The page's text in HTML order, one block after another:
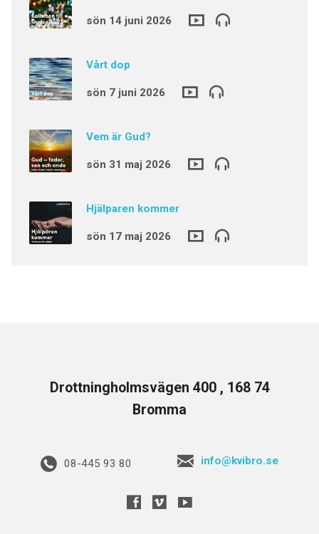
sön 14 juni 2026
Vårt dop
sön 7 juni 2026
Vem är Gud?
sön 31 maj 2026
Hjälparen kommer
sön 17 maj 2026
Drottningholmsvägen 400 , 168 74
Bromma
08-445 93 80 info@kvibro.se